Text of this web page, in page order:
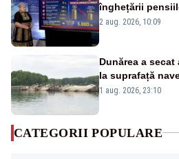
înghețării
pierdute de
2 aug. 2026, 10:09
Dunărea a
la suprafață
război mondial
1 aug. 2026, 23:10
CATEGORII POPULARE